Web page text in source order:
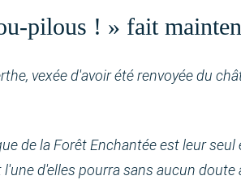
pilous ! » fait
vexée d'avoir été renvoyée du
de la Forêt Enchantée est leur
d'elles pourra sans aucun